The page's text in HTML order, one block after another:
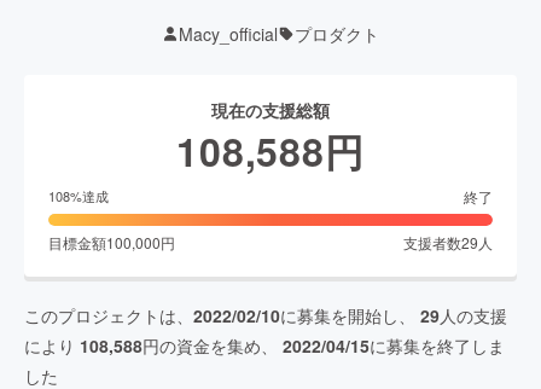
Macy_official プロダクト
現在の支援総額
108,588円
108%達成 終了
目標金額100,000円 支援者数29 人
このプロジェクトは、 2022/02/10に募集を開始し、 29人の支援
により 108,588円の資金を集め、 2022/04/15に募集を終了しま
した